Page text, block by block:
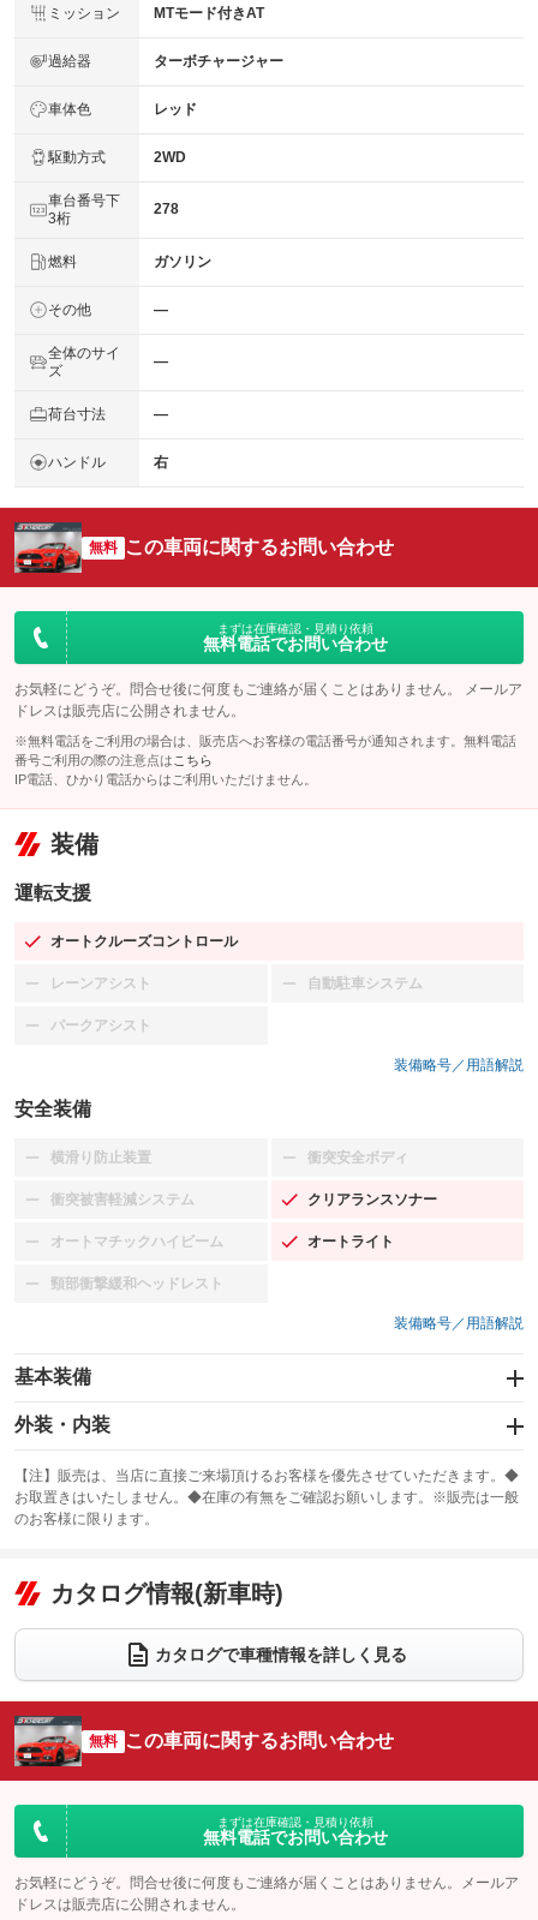
ミッション MTモード付きAT
過給器 ターボチャージャー
車体色 レッド
駆動方式 2WD
車台番号下
3桁
278
燃料 ガソリン
その他 ―
全体のサイ
ズ
―
荷台寸法 ―
ハンドル 右
無料 この車両に関するお問い合わせ
まずは在庫確認・見積り依頼
無料電話でお問い合わせ
お気軽にどうぞ。問合せ後に何度もご連絡が届くことはありません。 メールア
ドレスは販売店に公開されません。
※無料電話をご利用の場合は、販売店へお客様の電話番号が通知されます。無料電話
番号ご利用の際の注意点は こちら
IP電話、ひかり電話からはご利用いただけません。
装備
運転支援
オートクルーズコントロール
：装備あり
レーンアシスト
：装備なし 自動駐車システム
：装備なし
パークアシスト
：装備なし
装備略号／用語解説
安全装備
横滑り防止装置
：装備なし 衝突安全ボディ
：装備なし
衝突被害軽減システム
：装備なし クリアランスソナー
：装備あり
オートマチックハイビーム
：装備なし オートライト
：装備あり
頸部衝撃緩和ヘッドレスト
：装備なし
装備略号／用語解説
基本装備
エアバッグ：運転席/助手席
：装備あり
：装備なし
サンルーフ
：装備なし ABS
リフトアップ
：装備なし
ダウンヒルアシストコントロール
パワーウィンドウ
：装備あり ：装備あり
アイドリングストップ
：装備なし
USB入力端子
：装備あり Bluetooth接続
：装備なし ：装備なし
センターデフロック
：装備なし
レンタカーアップ
：装備なし 展示・試乗車
：装備なし
外装・内装
カーナビ：メモリーナビ他
：装備あり
TV
：装備なし
ビジュアル
：装備なし
革シート
：装備あり ハーフレザーシート
：装備なし
キーレス
：装備あり ：装備なし
HID(キセノンライト)
：装備あり
バックカメラ
：装備あり ETC
エアロ
：装備なし スマートキー
ローダウン
：装備なし ランフラットタイヤ
：装備なし
【注】販売は、当店に直接ご来場頂けるお客様を優先させていただきます。◆
お取置きはいたしません。◆在庫の有無をご確認お願いします。※販売は一般
のお客様に限ります。
カタログ情報(新車時)
カタログで車種情報を詳しく見る
無料 この車両に関するお問い合わせ
まずは在庫確認・見積り依頼
無料電話でお問い合わせ
お気軽にどうぞ。問合せ後に何度もご連絡が届くことはありません。メールア
ドレスは販売店に公開されません。